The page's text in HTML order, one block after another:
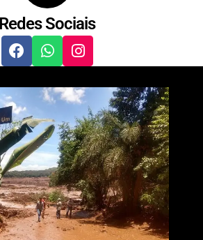
Redes Sociais